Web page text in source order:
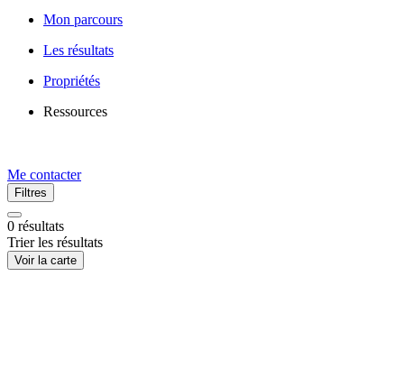
Mon parcours
Les résultats
Propriétés
Ressources
Me contacter
Filtres
0 résultats
Trier les résultats
Voir la carte